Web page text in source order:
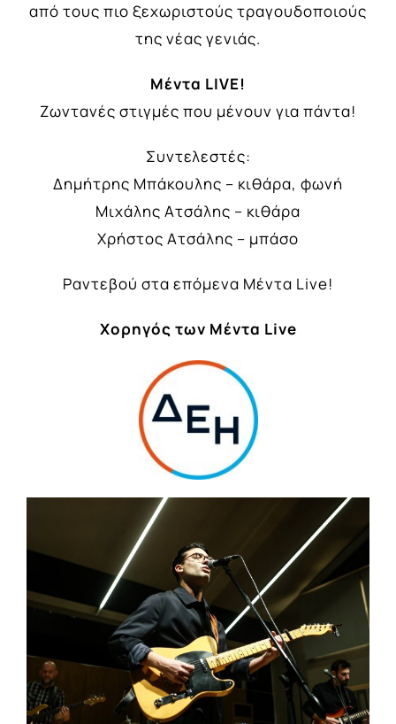
από τους πιο ξεχωριστούς τραγουδοποιούς
της νέας γενιάς.
Mέντα LIVE!
Ζωντανές στιγμές που μένουν για πάντα!
Συντελεστές:
Δημήτρης Μπάκουλης – κιθάρα, φωνή
Μιχάλης Ατσάλης – κιθάρα
Χρήστος Ατσάλης – μπάσο
Ραντεβού στα επόμενα Μέντα Live!
Χορηγός των Μέντα Live